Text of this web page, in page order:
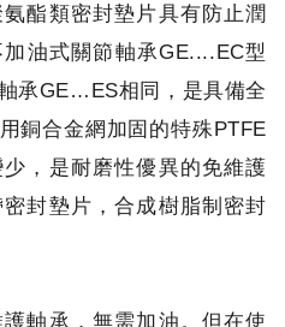
酯類密封墊片具有防止潤
油式關節軸承GE....EC型
承GE…ES相同，是具備全
銅合金網加固的特殊PTFE
，是耐磨性優異的免維護
封墊片，合成樹脂制密封
軸承，無需加油。但在使